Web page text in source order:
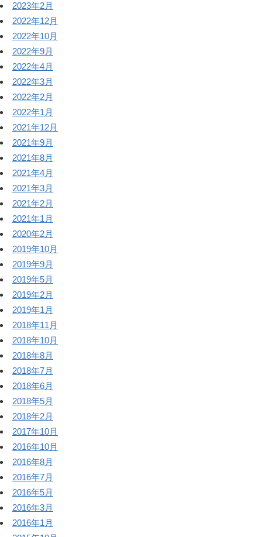
2023年2月
2022年12月
2022年10月
2022年9月
2022年4月
2022年3月
2022年2月
2022年1月
2021年12月
2021年9月
2021年8月
2021年4月
2021年3月
2021年2月
2021年1月
2020年2月
2019年10月
2019年9月
2019年5月
2019年2月
2019年1月
2018年11月
2018年10月
2018年8月
2018年7月
2018年6月
2018年5月
2018年2月
2017年10月
2016年10月
2016年8月
2016年7月
2016年5月
2016年3月
2016年1月